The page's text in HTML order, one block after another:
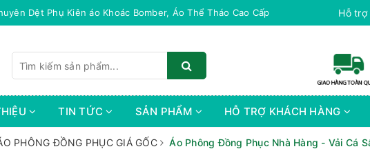
Dệt Phụ Kiên áo Khoác Bomber, Áo Thể Tháo Cao Cấp Hỗ trợ
TIN TỨC SẢN PHẨM HỖ TRỢ KHÁCH HÀNG
PHÔNG ĐỒNG PHỤC GIÁ GỐC Áo Phông Đồng Phục Nhà Hàng - Vải Cá